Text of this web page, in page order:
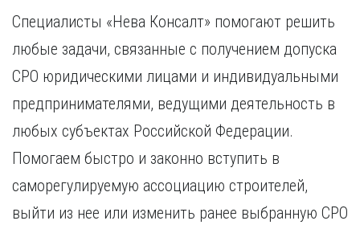
Специалисты «Нева Консалт» помогают решить
любые задачи, связанные с получением допуска
СРО юридическими лицами и индивидуальными
предпринимателями, ведущими деятельность в
любых субъектах Российской Федерации.
Помогаем быстро и законно вступить в
саморегулируемую ассоциацию строителей,
выйти из нее или изменить ранее выбранную СРО